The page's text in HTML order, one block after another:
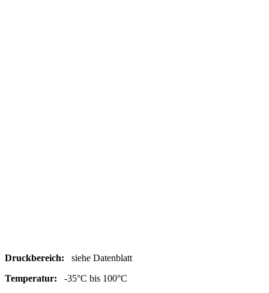
Druckbereich: siehe Datenblatt
Temperatur: -35°C bis 100°C